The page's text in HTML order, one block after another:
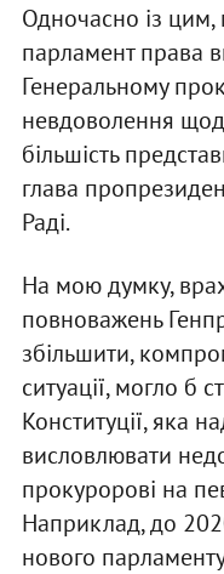
Одночасно із цим,
парламент права
Генеральному
невдоволення
більшість
глава
Раді.
На мою думку,
повноважень
збільшити,
ситуації, могло б
Конституції, яка
висловлювати
прокуророві на
Наприклад, до
нового